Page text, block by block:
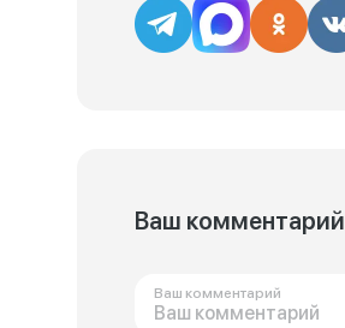
Ваш комментарий
Ваш комментарий